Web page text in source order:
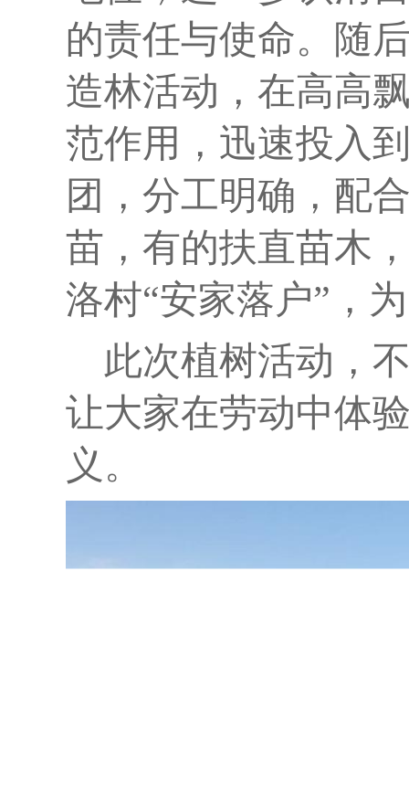
的责任与使命。
随
造林活动，在高高
范作用，迅速投入
团，分工明确，配
苗，有的扶直苗木
洛村“安家落户”，
此次植树活动，
让大家在劳动中体
义。